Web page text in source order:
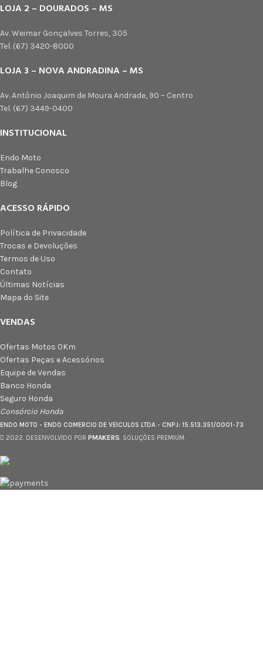
LOJA 2 – DOURADOS – MS
Av. Weimar Gonçalves Torres, 305
Tel. (67) 3420-8000
LOJA 3 – NOVA ANDRADINA – MS
Av. Antônio Joaquim de Moura Andrade, 90 – Centro
Tel. (67) 3449-0400
INSTITUCIONAL
Endo Moto
Trabalhe Conosco
Blog
ACESSO RÁPIDO
Política de Privacidade
Trocas e Devoluções
Termos de Uso
Contato
Últimas Notícias
Mapa do Site
VENDAS
Ofertas Motos 0Km
Ofertas Peças e Acessórios
Equipe de Vendas
Banco Honda
Seguro Honda
Consórcio Honda
ENDO MOTO - ENDO COMERCIO DE VEICULOS LTDA - CNPJ: 15.513.351/0001-73
2022. DESENVOLVIDO POR PMAKERS. SOLUÇÕES PREMIUM.